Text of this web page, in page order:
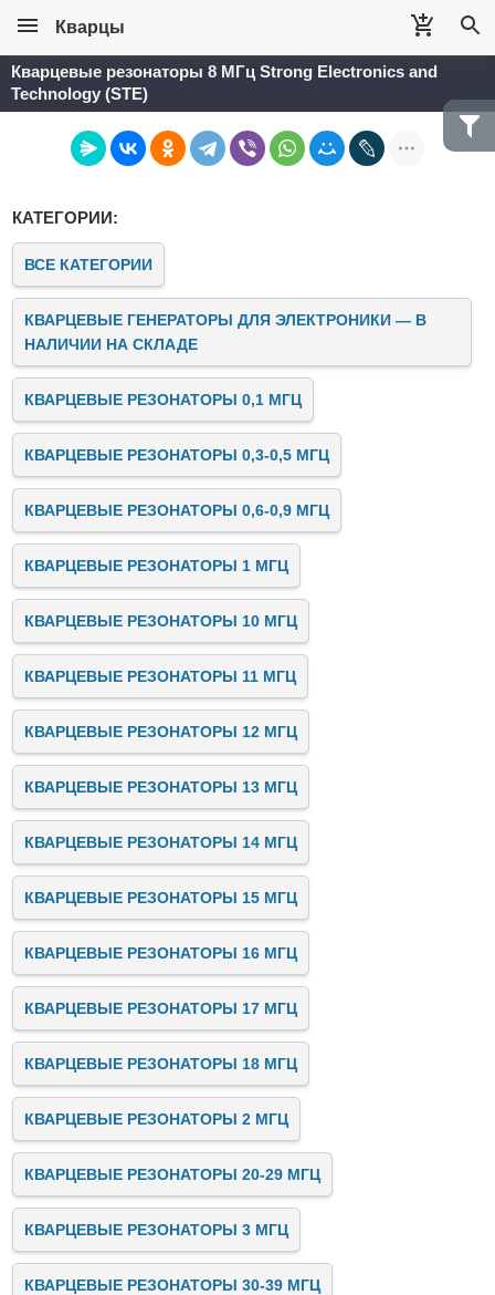
Кварцы
Кварцевые резонаторы 8 МГц Strong Electronics and
Technology (STE)
КАТЕГОРИИ:
ВСЕ КАТЕГОРИИ
КВАРЦЕВЫЕ ГЕНЕРАТОРЫ ДЛЯ ЭЛЕКТРОНИКИ — В
НАЛИЧИИ НА СКЛАДЕ
КВАРЦЕВЫЕ РЕЗОНАТОРЫ 0,1 МГЦ
КВАРЦЕВЫЕ РЕЗОНАТОРЫ 0,3-0,5 МГЦ
КВАРЦЕВЫЕ РЕЗОНАТОРЫ 0,6-0,9 МГЦ
КВАРЦЕВЫЕ РЕЗОНАТОРЫ 1 МГЦ
КВАРЦЕВЫЕ РЕЗОНАТОРЫ 10 МГЦ
КВАРЦЕВЫЕ РЕЗОНАТОРЫ 11 МГЦ
КВАРЦЕВЫЕ РЕЗОНАТОРЫ 12 МГЦ
КВАРЦЕВЫЕ РЕЗОНАТОРЫ 13 МГЦ
КВАРЦЕВЫЕ РЕЗОНАТОРЫ 14 МГЦ
КВАРЦЕВЫЕ РЕЗОНАТОРЫ 15 МГЦ
КВАРЦЕВЫЕ РЕЗОНАТОРЫ 16 МГЦ
КВАРЦЕВЫЕ РЕЗОНАТОРЫ 17 МГЦ
КВАРЦЕВЫЕ РЕЗОНАТОРЫ 18 МГЦ
КВАРЦЕВЫЕ РЕЗОНАТОРЫ 2 МГЦ
КВАРЦЕВЫЕ РЕЗОНАТОРЫ 20-29 МГЦ
КВАРЦЕВЫЕ РЕЗОНАТОРЫ 3 МГЦ
КВАРЦЕВЫЕ РЕЗОНАТОРЫ 30-39 МГЦ